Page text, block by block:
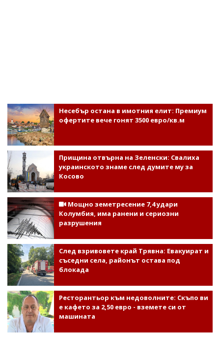
Несебър остана в имотния елит: Премиум
офертите вече гонят 3500 евро/кв.м
Прищина отвърна на Зеленски: Свалиха
украинското знаме след думите му за
Косово
Мощно земетресение 7,4 удари
Колумбия, има ранени и сериозни
разрушения
След взривовете край Трявна: Евакуират и
съседни села, районът остава под
блокада
Ресторантьор към недоволните: Скъпо ви
е кафето за 2,50 евро - вземете си от
машината